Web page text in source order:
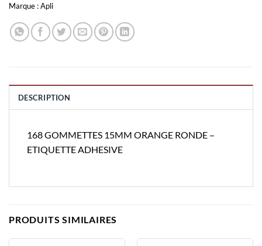
Marque :Apli
DESCRIPTION
168 GOMMETTES 15MM ORANGE RONDE –
ETIQUETTE ADHESIVE
PRODUITS SIMILAIRES